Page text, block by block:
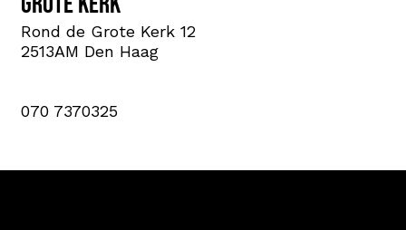
Rond de Grote Kerk 12
2513AM Den Haag
070 7370325